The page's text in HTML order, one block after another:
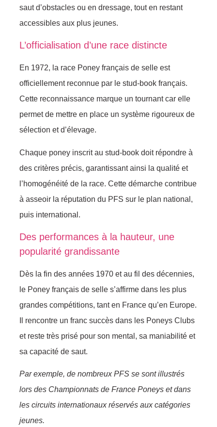
saut d’obstacles ou en dressage, tout en restant
accessibles aux plus jeunes.
L’officialisation d’une race distincte
En 1972, la race Poney français de selle est
officiellement reconnue par le stud-book français.
Cette reconnaissance marque un tournant car elle
permet de mettre en place un système rigoureux de
sélection et d’élevage.
Chaque poney inscrit au stud-book doit répondre à
des critères précis, garantissant ainsi la qualité et
l’homogénéité de la race. Cette démarche contribue
à asseoir la réputation du PFS sur le plan national,
puis international.
Des performances à la hauteur, une
popularité grandissante
Dès la fin des années 1970 et au fil des décennies,
le Poney français de selle s’affirme dans les plus
grandes compétitions, tant en France qu’en Europe.
Il rencontre un franc succès dans les Poneys Clubs
et reste très prisé pour son mental, sa maniabilité et
sa capacité de saut.
Par exemple, de nombreux PFS se sont illustrés
lors des Championnats de France Poneys et dans
les circuits internationaux réservés aux catégories
jeunes.